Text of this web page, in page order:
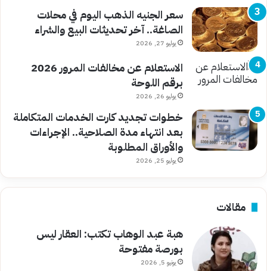
سعر الجنيه الذهب اليوم في محلات
الصاغة.. آخر تحديثات البيع والشراء
يوليو 27, 2026
الاستعلام عن مخالفات المرور 2026
برقم اللوحة
يوليو 26, 2026
خطوات تجديد كارت الخدمات المتكاملة
بعد انتهاء مدة الصلاحية.. الإجراءات
والأوراق المطلوبة
يوليو 25, 2026
مقالات
هبة عبد الوهاب تكتب: العقار ليس
بورصة مفتوحة
يونيو 5, 2026